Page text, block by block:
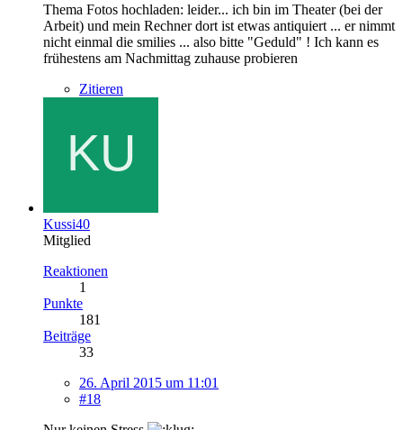
Thema Fotos hochladen: leider... ich bin im Theater (bei der
Arbeit) und mein Rechner dort ist etwas antiquiert ... er nimmt
nicht einmal die smilies ... also bitte "Geduld" ! Ich kann es
frühestens am Nachmittag zuhause probieren
Zitieren
Kussi40
Mitglied
Reaktionen
1
Punkte
181
Beiträge
33
26. April 2015 um 11:01
#18